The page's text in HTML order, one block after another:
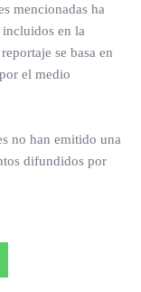
mencionadas ha
incluidos en la
se basa en
el medio
no han emitido una
difundidos por